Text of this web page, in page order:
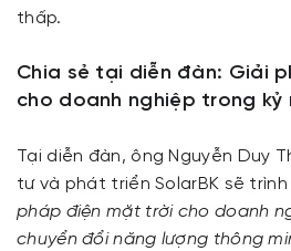
thấp.
Chia sẻ tại diễn đàn: Giải
cho doanh nghiệp trong kỷ
Tại diễn đàn, ông Nguyễn Duy
tư và phát triển SolarBK sẽ trình
pháp điện mặt trời cho doanh
chuyển đổi năng lượng thông